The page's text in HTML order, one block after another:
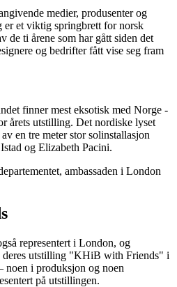
medier, produsenter og
er et viktig springbrett for norsk
de ti årene som har gått siden det
og bedrifter fått vise seg fram
finner mest eksotisk med Norge -
årets utstilling. Det nordiske lyset
en tre meter stor solinstallasjon
og Elizabeth Pacini.
ambassaden i London
representert i London, og
deres utstilling "KHiB with Friends" i
noen i produksjon og noen
på utstillingen.